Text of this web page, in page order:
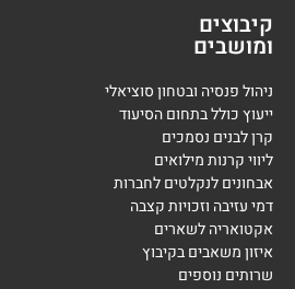
קיבוצים
ומושבים
ניהול פנסיה ובטחון סוציאלי
ייעוץ כולל בתחום הסיעוד
קרן לבנים נסמכים
ליווי קרנות מילואים
אבחונים לנקלטים לחברות
דמי עזיבה וזכויות קצבה
אקטואריה לשארים
איזון משאבים בקיבוץ
שרותים נוספים